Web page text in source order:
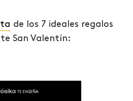
de los 7 ideales regalos
San Valentín: